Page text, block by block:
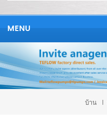
MENU
บ้าน